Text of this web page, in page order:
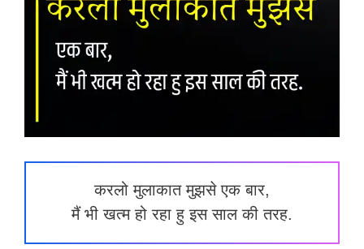
करलो मुलाकात मुझसे एक बार,
मैं भी खत्म हो रहा हु इस साल की तरह.